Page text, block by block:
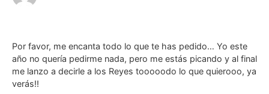
Por favor, me encanta todo lo que te has pedido… Yo este
año no quería pedirme nada, pero me estás picando y al final
me lanzo a decirle a los Reyes tooooodo lo que quierooo, ya
verás!!